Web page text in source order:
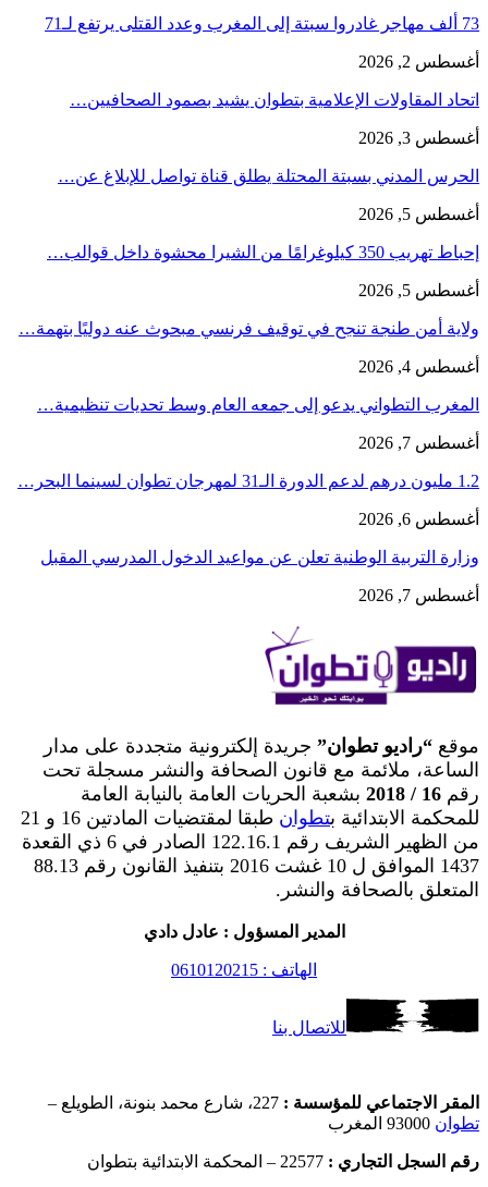
73 ألف مهاجر غادروا سبتة إلى المغرب وعدد القتلى يرتفع لـ71
أغسطس 2, 2026
اتحاد المقاولات الإعلامية بتطوان يشيد بصمود الصحافيين…
أغسطس 3, 2026
الحرس المدني بسبتة المحتلة يطلق قناة تواصل للإبلاغ عن…
أغسطس 5, 2026
إحباط تهريب 350 كيلوغرامًا من الشيرا محشوة داخل قوالب…
أغسطس 5, 2026
ولاية أمن طنجة تنجح في توقيف فرنسي مبحوث عنه دوليًا بتهمة…
أغسطس 4, 2026
المغرب التطواني يدعو إلى جمعه العام وسط تحديات تنظيمية…
أغسطس 7, 2026
1.2 مليون درهم لدعم الدورة الـ31 لمهرجان تطوان لسينما البحر…
أغسطس 6, 2026
وزارة التربية الوطنية تعلن عن مواعيد الدخول المدرسي المقبل
أغسطس 7, 2026
موقع “راديو تطوان” جريدة إلكترونية متجددة على مدار
الساعة، ملائمة مع قانون الصحافة والنشر مسجلة تحت
رقم 16 / 2018
بشعبة الحريات العامة بالنيابة العامة
للمحكمة الابتدائية بتطوان
طبقا لمقتضيات المادتين 16 و 21
من الظهير الشريف رقم 122.16.1 الصادر في 6 ذي القعدة
1437 الموافق ل 10 غشت 2016 بتنفيذ القانون رقم 88.13
المتعلق بالصحافة والنشر.
المدير المسؤول : عادل دادي
الهاتف : 0610120215
للاتصال بنا
المقر الاجتماعي للمؤسسة : 227، شارع محمد بنونة، الطويلع –
تطوان
رقم السجل التجاري : 22577 – المحكمة الابتدائية بتطوان